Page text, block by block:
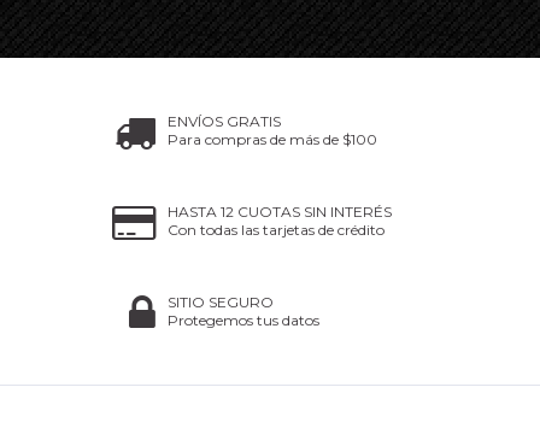
ENVÍOS GRATIS
Para compras de más de $100
HASTA 12 CUOTAS SIN INTERÉS
Con todas las tarjetas de crédito
SITIO SEGURO
Protegemos tus datos